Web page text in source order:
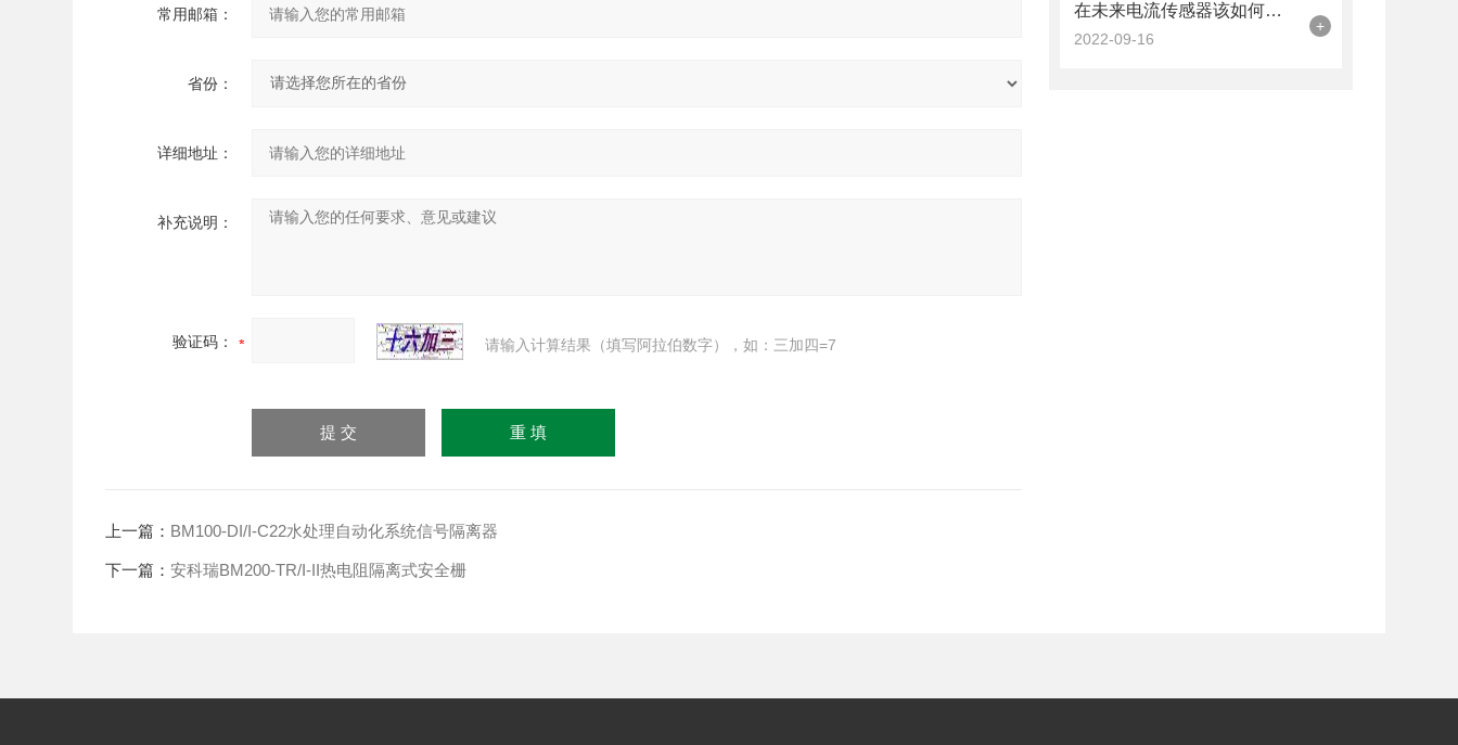
在未来电流传感器该如何发展才能迎合需求呢
2022-09-16
+
常用邮箱：
省份：
详细地址：
补充说明：
验证码： 请输入计算结果（填写阿拉伯数字），如：三加四=7
上一篇： BM100-DI/I-C22水处理自动化系统信号隔离器
下一篇：安科瑞BM200-TR/I-II热电阻隔离式安全栅